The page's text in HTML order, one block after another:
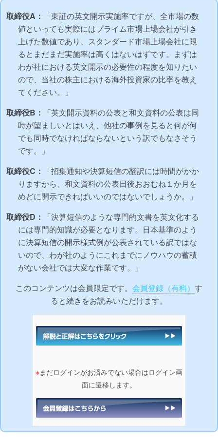
取締役A：
「東証の英文開示実施率ですが、全市場の数
値といっても実際にはプライム市場上場会社が引き
上げた数値であり、スタンダード市場上場会社に限
るとまだまだ実施率は高くはないはずです。まずは
わが社における英文開示の必要性の程度を知りたい
ので、当社の株主における海外投資家の比率を教え
てください。」
取締役B：
「英文開示資料の公表と和文資料の公表は同
時が望ましいとはいえ、他社の事例を見ると何が何
でも同時でなければならないという訳でもなさそう
です。」
取締役C：
「招集通知や決算短信の翻訳には時間がかか
りますから、和文資料の公表日後おおむね１か月を
めどに開示できればいいのではないでしょうか。」
取締役D：
「決算短信のような専門的文書を英文化する
には専門的知識が必要となります。日本基準のよう
に決算短信の開示様式例が公表されている訳ではな
いので、わが社のようにこれまでにノウハウの蓄積
がない会社では大変な作業です。」
このコンテンツは会員限定です。 会員登録（有料） す
ると続きをお読みいただけます。
※まだログインがお済みでない場合はログイン画
面に遷移します。